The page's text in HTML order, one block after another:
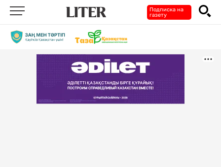
Подписка на
газету